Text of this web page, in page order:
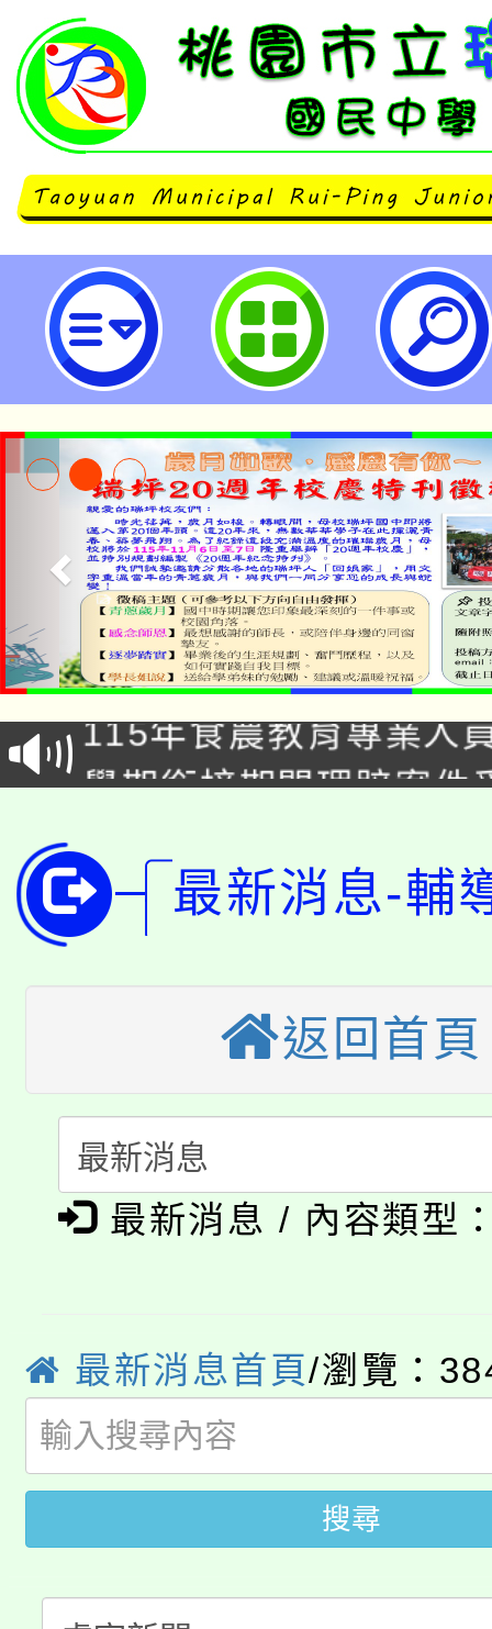
有關勞動部勞動力發展署（下稱勞
就業通名稱遭詐騙訊息冒用一案-
中學
淨零綠生活教案入校路
會
115年食農教育專業人
程
學期銜接期間理賠案件
版
公告本校115學年度第
代理(課)教師甄選結果(
「2026金融保險知識
車」活動
桃園市115學年度學生
生本土語及新住民語歌
公告本校115學年度第
代理(課)教師甄選結果(
公告本校115學年度第
代理(課)教師甄選結果(
轉知中國文化大學推廣
《TA101》溝通分析基
心理、諮商輔導、社會
系所師生報名參加。
淨零綠生活教案入校路
學籍身 分審查程序及
版
淨零綠領人才培育課程
公告本校115學年度第
代理(課)教師甄選結果(
「2026金融保險知識
車」活動
桃園市115學年度學生
生本土語及新住民語歌
公告本校115學年度第
最新消息-輔
返回首頁
最新消息 / 內容類型
最新消息首頁/瀏覽：
搜尋